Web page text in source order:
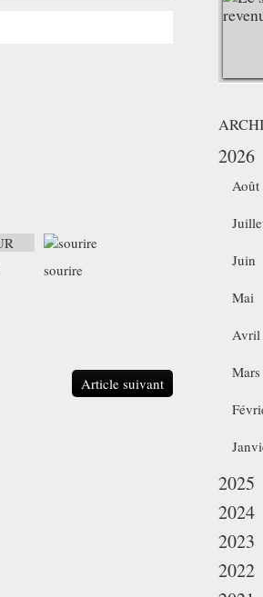
sourire
Article suivant
2026
Août
Juin
Mai
Avril
Mars
2025
2024
2023
2022